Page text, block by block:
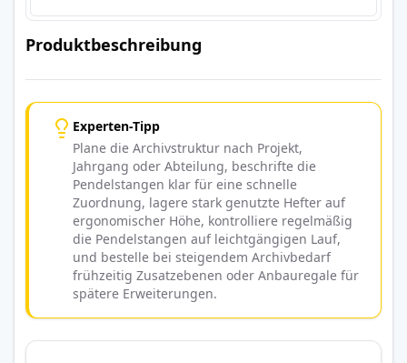
Produktbeschreibung
Experten-Tipp
Plane die Archivstruktur nach Projekt,
Jahrgang oder Abteilung, beschrifte die
Pendelstangen klar für eine schnelle
Zuordnung, lagere stark genutzte Hefter auf
ergonomischer Höhe, kontrolliere regelmäßig
die Pendelstangen auf leichtgängigen Lauf,
und bestelle bei steigendem Archivbedarf
frühzeitig Zusatzebenen oder Anbauregale für
spätere Erweiterungen.